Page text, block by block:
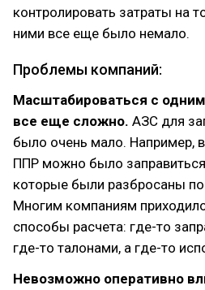
контролировать затраты на
ними все еще было немало.
Проблемы компаний:
Масштабироваться с
все еще сложно. АЗС для
было очень мало. Например,
ППР можно было
которые были разбросаны по
Многим компаниям
способы расчета: где-то
где-то талонами, а где-то
Невозможно оперативно